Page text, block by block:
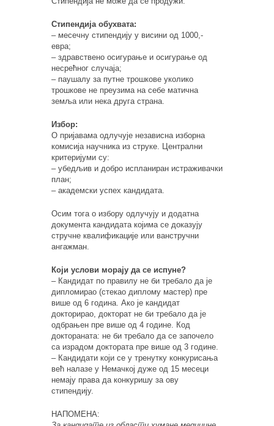
Стипендија обухвата:
– месечну стипендију у висини од 1000,-
евра;
– здравствено осигурање и осигурање од
несрећног случаја;
– паушалу за путне трошкове уколико
трошкове не преузима на себе матична
земља или нека друга страна.
Избор:
О пријавама одлучује независна изборна
комисија научника из струке. Централни
критеријуми су:
– убедљив и добро испланиран истраживачки
план;
– академски успех кандидата.
Осим тога о избору одлучују и додатна
документа кандидата којима се доказују
стручне квалификације или ванстручни
ангажман.
Који услови морају да се испуне?
– Кандидат по правилу не би требало да је
дипломирао (стекао диплому мастер) пре
више од 6 година. Ако је кандидат
докторирао, докторат не би требало да је
одбрањен пре више од 4 године. Код
доктораната: не би требало да се започело
са израдом доктората пре више од 3 године.
– Кандидати који се у тренутку конкурисања
већ налазе у Немачкој дуже од 15 месеци
немају права да конкуришу за ову
стипендију.
НАПОМЕНА: